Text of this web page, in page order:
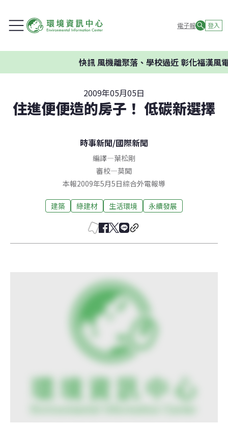
電子報 登入
快訊風機離聚落、學校過近 彰化福漢風電
2009年05月05日
住進便便造的房子！ 低碳新選擇
時事新聞/國際新聞
編譯—葉松剛
審校—莫聞
本報2009年5月5日綜合外電報導
建築 綠建材 生活環境 永續發展